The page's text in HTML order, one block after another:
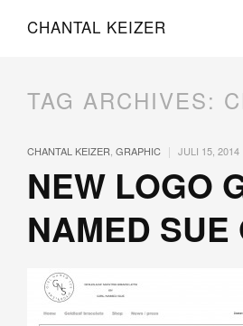
CHANTAL KEIZER
TAG ARCHIVES:
CHANTAL KEIZER GRAPHIC | JULI 15, 2014
NEW LOGO
NAMED SUE